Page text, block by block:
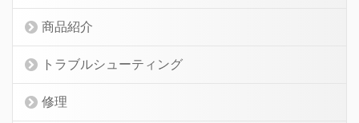
商品紹介
トラブルシューティング
修理